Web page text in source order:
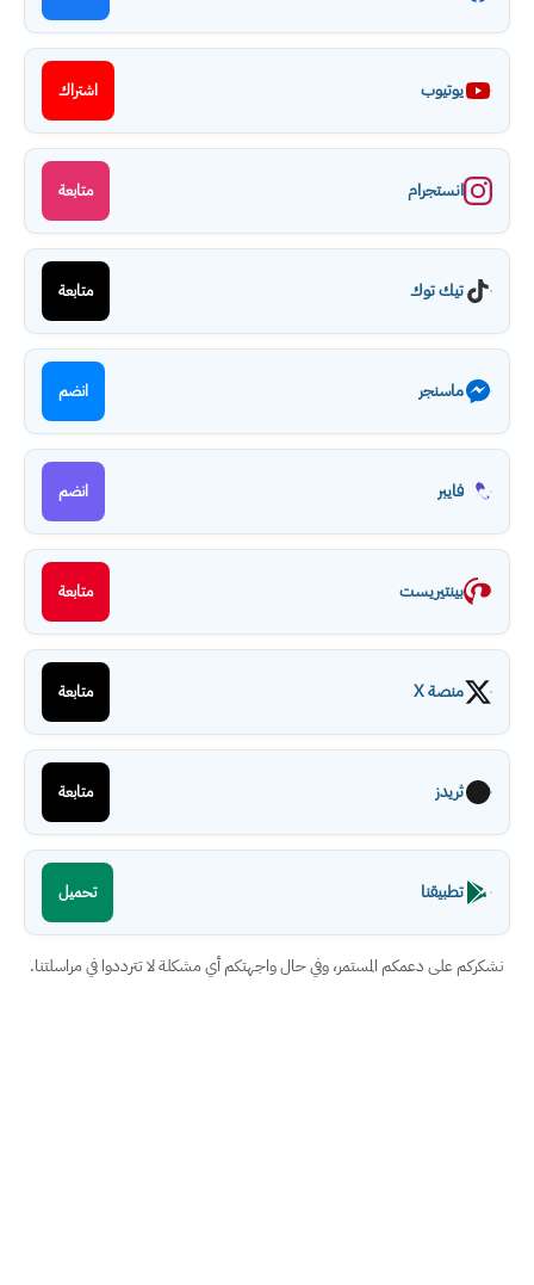
يوتيوب اشتراك
انستجرام متابعة
تيك توك متابعة
ماسنجر انضم
فايبر انضم
بينتيريست متابعة
منصة X متابعة
ثريدز متابعة
تطبيقنا تحميل
نشكركم على دعمكم المستمر، وفي حال واجهتكم أي مشكلة لا تترددوا في مراسلتنا.